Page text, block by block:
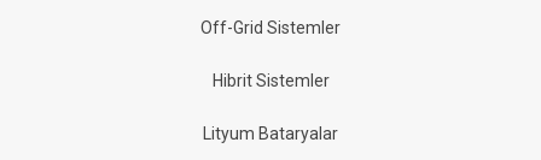
Off-Grid Sistemler
Hibrit Sistemler
Lityum Bataryalar